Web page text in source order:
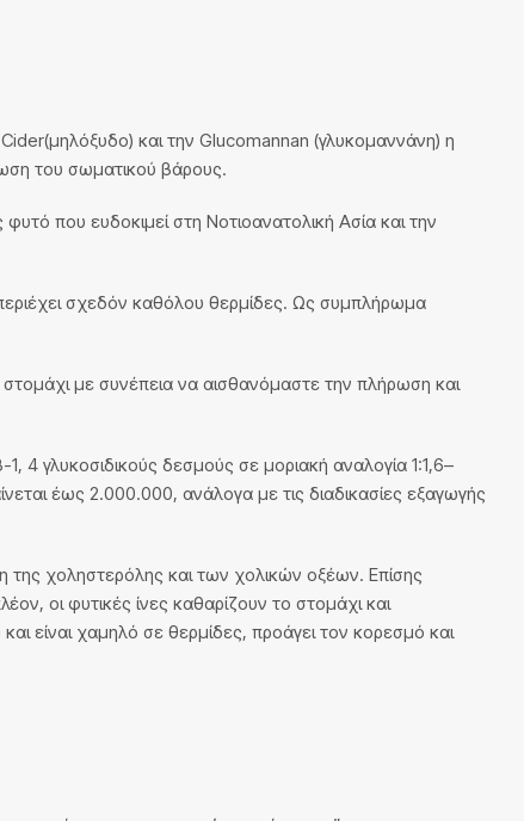
και την Glucomannan (γλυκομαννάνη) η
του σωματικού βάρους.
που ευδοκιμεί στη Νοτιοανατολική Ασία και την
σχεδόν καθόλου θερμίδες. Ως συμπλήρωμα
με συνέπεια να αισθανόμαστε την πλήρωση και
1, 4 γλυκοσιδικούς δεσμούς σε μοριακή αναλογία 1:1,6–
έως 2.000.000, ανάλογα με τις διαδικασίες εξαγωγής
χοληστερόλης και των χολικών οξέων. Επίσης
οι φυτικές ίνες καθαρίζουν το στομάχι και
είναι χαμηλό σε θερμίδες, προάγει τον κορεσμό και